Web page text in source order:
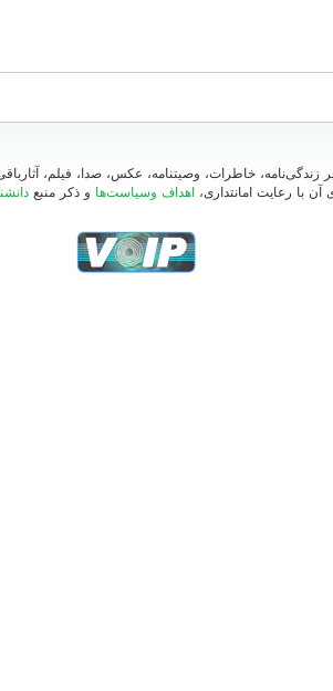
زندگی‌نامه، خاطرات، وصیتنامه، عکس، صدا، فیلم،
آن با رعایت امانتداری، اهداف وسیاست‌ها و ذکر منبع